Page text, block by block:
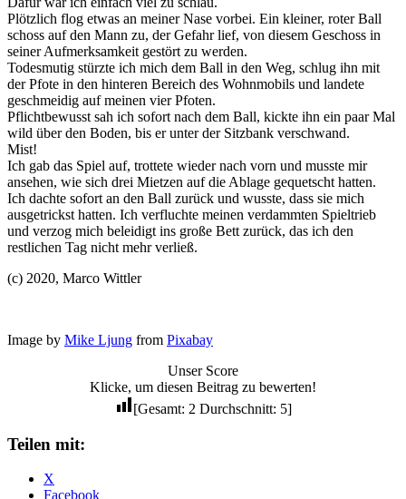
Plötzlich flog etwas an meiner Nase vorbei. Ein kleiner, roter Ball
schoss auf den Mann zu, der Gefahr lief, von diesem Geschoss in
seiner Aufmerksamkeit gestört zu werden.
Todesmutig stürzte ich mich dem Ball in den Weg, schlug ihn mit
der Pfote in den hinteren Bereich des Wohnmobils und landete
geschmeidig auf meinen vier Pfoten.
Pflichtbewusst sah ich sofort nach dem Ball, kickte ihn ein paar Mal
wild über den Boden, bis er unter der Sitzbank verschwand.
Mist!
Ich gab das Spiel auf, trottete wieder nach vorn und musste mir
ansehen, wie sich drei Mietzen auf die Ablage gequetscht hatten.
Ich dachte sofort an den Ball zurück und wusste, dass sie mich
ausgetrickst hatten. Ich verfluchte meinen verdammten Spieltrieb
und verzog mich beleidigt ins große Bett zurück, das ich den
restlichen Tag nicht mehr verließ.
(c) 2020, Marco Wittler
Image by Mike Ljung from Pixabay
Unser Score
Klicke, um diesen Beitrag zu bewerten!
[Gesamt: 2 Durchschnitt: 5]
Teilen mit:
X
Facebook